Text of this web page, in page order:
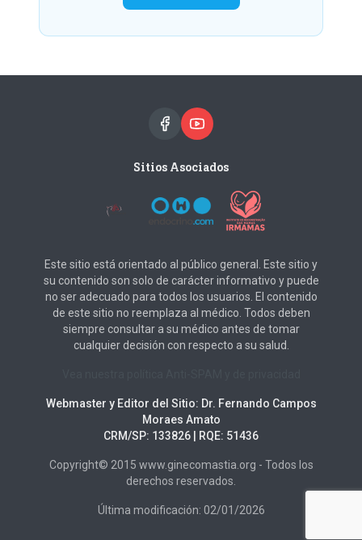
Sitios Asociados
Este sitio está orientado al público general. Este sitio y
su contenido son solo de carácter informativo y puede
no ser adecuado para todos los usuarios. El contenido
de este sitio no reemplaza al médico. Todos deben
siempre consultar a su médico antes de tomar
cualquier decisión con respecto a su salud.
Webmaster y Editor del Sitio: Dr. Fernando Campos
Moraes Amato
CRM/SP: 133826 | RQE: 51436
Copyright© 2015 www.ginecomastia.org - Todos los
derechos reservados.
Última modificación: 02/01/2026